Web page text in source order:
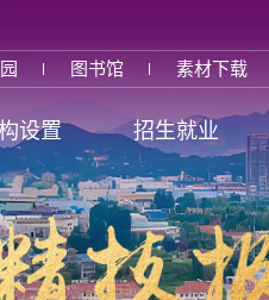
图书馆 素材下载
设置 招生就业